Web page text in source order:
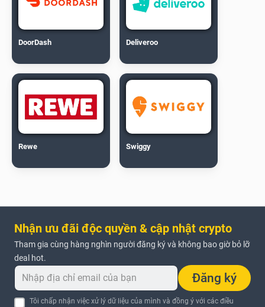
DoorDash Deliveroo
Rewe Swiggy
Nhận ưu đãi độc quyền & cập nhật crypto
Tham gia cùng hàng nghìn người đăng ký và không bao giờ bỏ lỡ
deal hot.
Đăng ký
Tôi chấp nhận việc xử lý dữ liệu của mình và đồng ý với các điều